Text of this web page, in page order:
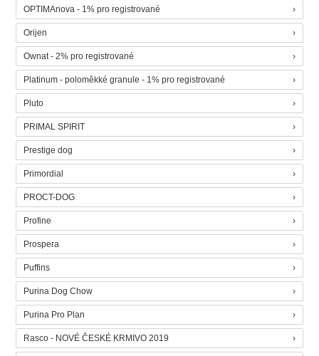
OPTIMAnova - 1% pro registrované
Orijen
Ownat - 2% pro registrované
Platinum - poloměkké granule - 1% pro registrované
Pluto
PRIMAL SPIRIT
Prestige dog
Primordial
PROCT-DOG
Profine
Prospera
Puffins
Purina Dog Chow
Purina Pro Plan
Rasco - NOVÉ ČESKÉ KRMIVO 2019